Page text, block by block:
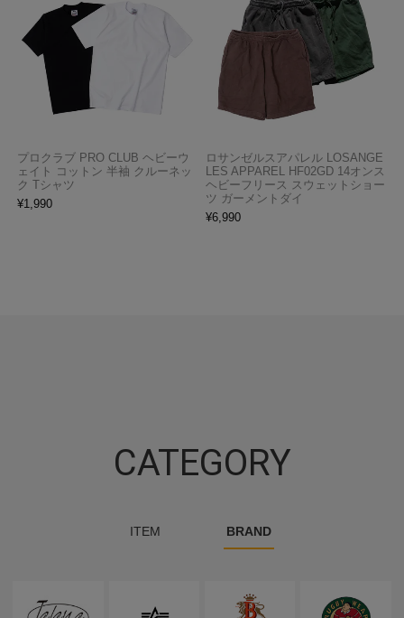
プロクラブ PRO CLUB ヘビーウ
ェイト コットン 半袖 クルーネッ
ク Tシャツ
¥1,990
ロサンゼルスアパレル LOSANGE
LES APPAREL HF02GD 14オンス
ヘビーフリース スウェットショー
ツ ガーメントダイ
¥6,990
CATEGORY
ITEM BRAND